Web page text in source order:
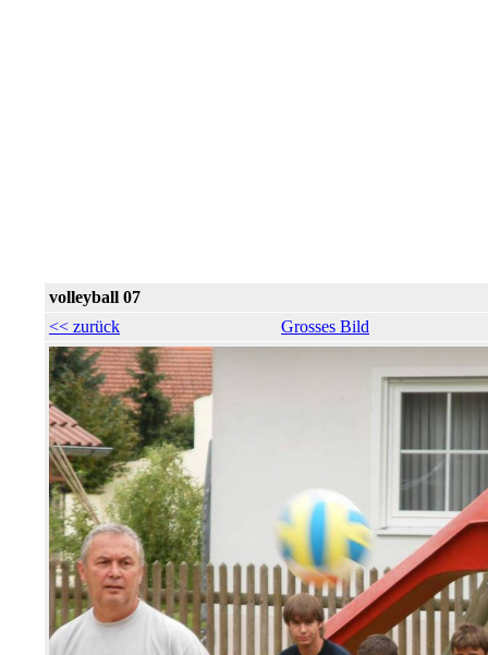
volleyball 07
<< zurück
Grosses Bild